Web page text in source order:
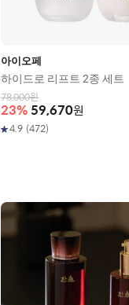
아이오페
하이드로 리프트 2종 세트
78,000원
23% 59,670원
4.9 (472)